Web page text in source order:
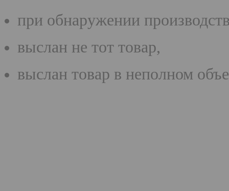
при обнаружении
выслан не тот товар,
выслан товар в неполном